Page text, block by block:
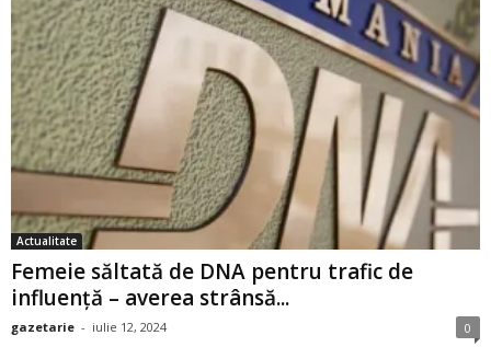
Actualitate
Femeie săltată de DNA pentru trafic de
influență – averea strânsă...
gazetarie - iulie 12, 2024 0